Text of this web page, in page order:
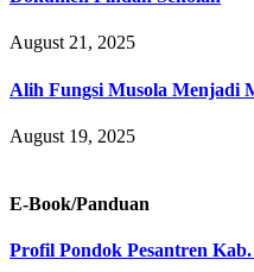
August 21, 2025
Alih Fungsi Musola Menjadi
August 19, 2025
E-Book/Panduan
Profil Pondok Pesantren Kab.